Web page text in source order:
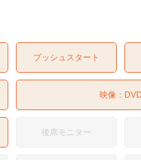
プッシュスタート
映像： DVD
後席モニター